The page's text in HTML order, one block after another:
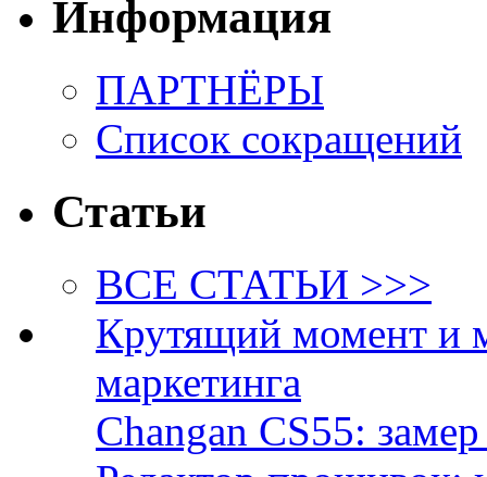
Информация
ПАРТНЁРЫ
Список сокращений
Статьи
ВСЕ СТАТЬИ >>>
Крутящий момент и
маркетинга
Changan CS55: